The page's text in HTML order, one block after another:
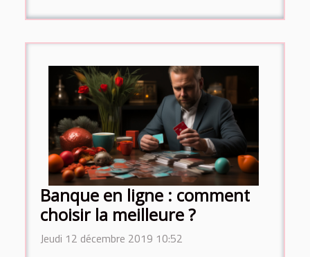
Banque en ligne : comment
choisir la meilleure ?
Jeudi 12 décembre 2019 10:52